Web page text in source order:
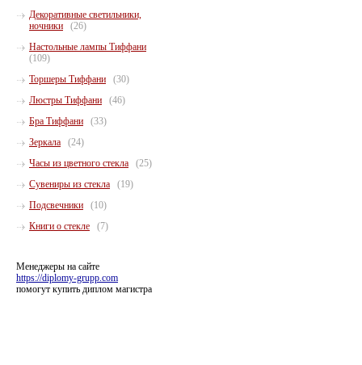
Декоративные светильники,
ночники
(26)
Настольные лампы Тиффани
(109)
Торшеры Тиффани
(30)
Люстры Тиффани
(46)
Бра Тиффани
(33)
Зеркала
(24)
Часы из цветного стекла
(25)
Сувениры из стекла
(19)
Подсвечники
(10)
Книги о стекле
(7)
Менеджеры на сайте
https://diplomy-grupp.com
помогут купить диплом магистра